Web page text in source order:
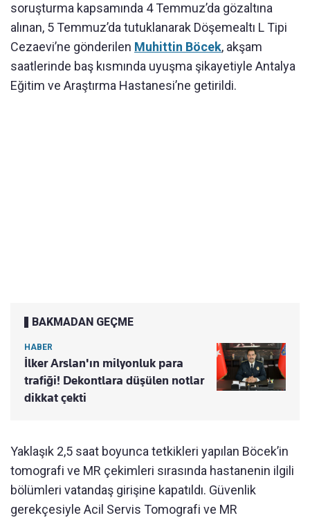
soruşturma kapsamında 4 Temmuz’da gözaltına
alınan, 5 Temmuz’da tutuklanarak Döşemealtı L Tipi
Cezaevi’ne gönderilen Muhittin Böcek, akşam
saatlerinde baş kısmında uyuşma şikayetiyle Antalya
Eğitim ve Araştırma Hastanesi’ne getirildi.
BAKMADAN GEÇME
HABER
İlker Arslan'ın milyonluk para
trafiği! Dekontlara düşülen notlar
dikkat çekti
Yaklaşık 2,5 saat boyunca tetkikleri yapılan Böcek’in
tomografi ve MR çekimleri sırasında hastanenin ilgili
bölümleri vatandaş girişine kapatıldı. Güvenlik
gerekçesiyle Acil Servis Tomografi ve MR